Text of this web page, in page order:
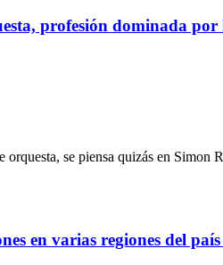
profesión dominada por
orquesta, se piensa quizás en
en varias regiones del